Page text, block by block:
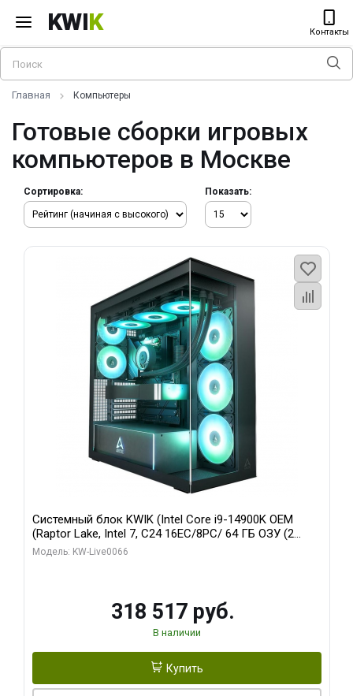
KWIK Контакты
Главная Компьютеры
Готовые сборки игровых
компьютеров в Москве
Сортировка: Показать:
Системный блок KWIK (Intel Core i9-14900K OEM
(Raptor Lake, Intel 7, C24 16EC/8PC/ 64 ГБ ОЗУ (2
модуля)/ Gigabyte RTX5080 XTREME WATERFORCE
Модель: KW-Live0066
318 517 руб.
В наличии
Купить